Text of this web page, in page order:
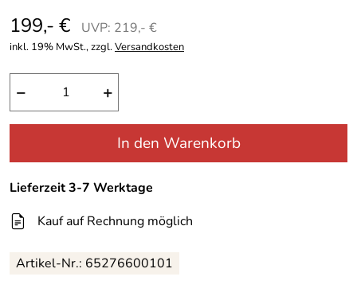
199,- €
UVP: 219,- €
inkl. 19% MwSt., zzgl.Versandkosten
− +
In den Warenkorb
Lieferzeit 3-7 Werktage
Kauf auf Rechnung möglich
Artikel-Nr.: 65276600101